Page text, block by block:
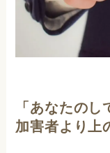
「あなたの
加害者より上